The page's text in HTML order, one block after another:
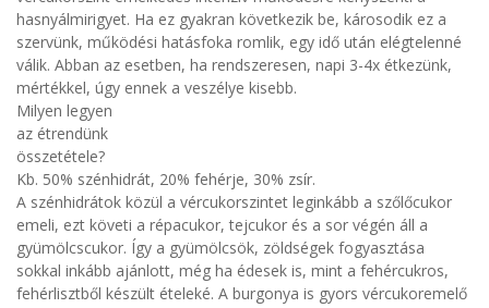
hasnyálmirigyet. Ha ez gyakran következik be, károsodik ez a
szervünk, működési hatásfoka romlik, egy idő után elégtelenné
válik. Abban az esetben, ha rendszeresen, napi 3-4x étkezünk,
mértékkel, úgy ennek a veszélye kisebb.
Milyen legyen
az étrendünk
összetétele?
Kb. 50% szénhidrát, 20% fehérje, 30% zsír.
A szénhidrátok közül a vércukorszintet leginkább a szőlőcukor
emeli, ezt követi a répacukor, tejcukor és a sor végén áll a
gyümölcscukor. Így a gyümölcsök, zöldségek fogyasztása
sokkal inkább ajánlott, még ha édesek is, mint a fehércukros,
fehérlisztből készült ételeké. A burgonya is gyors vércukoremelő